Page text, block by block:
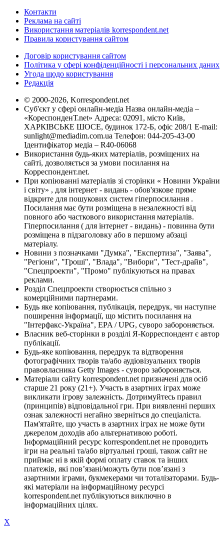
Контакти
Реклама на сайті
Використання матеріалів korrespondent.net
Правила користування сайтом
Договір користування сайтом
Політика у сфері конфіденційності і персональних даних
Угода щодо користування
Редакція
© 2000-2026, Korrespondent.net
Суб'єкт у сфері онлайн-медіа Назва онлайн-медіа –
«КореспонденТ.net» Адреса: 02091, місто Київ,
ХАРКІВСЬКЕ ШОСЕ, будинок 172-Б, офіс 208/1 E-mail:
sunlight@mediadim.com.ua Телефон: 044-205-43-00
Ідентифікатор медіа – R40-06068
Використання будь-яких матеріалів, розміщених на
сайті, дозволяється за умови посилання на
Корреспондент.net.
При копіюванні матеріалів зі сторінки « Новини України
і світу» , для інтернет - видань - обов'язкове пряме
відкрите для пошукових систем гіперпосилання .
Посилання має бути розміщена в незалежності від
повного або часткового використання матеріалів.
Гіперпосилання ( для інтернет - видань) - повинна бути
розміщена в підзаголовку або в першому абзаці
матеріалу.
Новини з позначками "Думка", "Експертиза", "Заява",
"Регіони", "Гроші", "Влада", "Вибори", "Тест-драйв",
"Спецпроекти", "Промо" публікуються на правах
реклами.
Розділ Спецпроекти створюється спільно з
комерційними партнерами.
Будь яке копіювання, публікація, передрук, чи наступне
поширення інформації, що містить посилання на
"Інтерфакс-Україна", EPA / UPG, суворо забороняється.
Власник веб-сторінки в розділі Я-Корреспондент є автор
публікації.
Будь-яке копіювання, передрук та відтворення
фотографічних творів та/або аудіовізуальних творів
правовласника Getty Images - суворо забороняється.
Матеріали сайту korrespondent.net призначені для осіб
старше 21 року (21+). Участь в азартних іграх може
викликати ігрову залежність. Дотримуйтесь правил
(принципів) відповідальної гри. При виявленні перших
ознак залежності негайно зверніться до спеціаліста.
Пам'ятайте, що участь в азартних іграх не може бути
джерелом доходів або альтернативою роботі.
Інформаційний ресурс korrespondent.net не проводить
ігри на реальні та/або віртуальні гроші, також сайт не
приймає ні в якій формі оплату ставок та інших
платежів, які пов’язані/можуть бути пов’язані з
азартними іграми, букмекерами чи тоталізаторами. Будь-
які матеріали на інформаційному ресурсі
korrespondent.net публікуються виключно в
інформаційних цілях.
X